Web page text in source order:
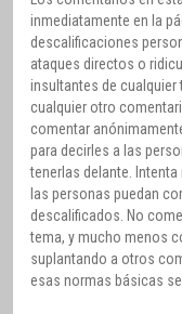
inmediatamente en la
descalificaciones
ataques directos o
insultantes de cualquier
cualquier otro
comentar
para decirles a las
tenerlas delante.
las personas puedan
descalificados. No
tema, y mucho menos
suplantando a otros
esas normas básicas